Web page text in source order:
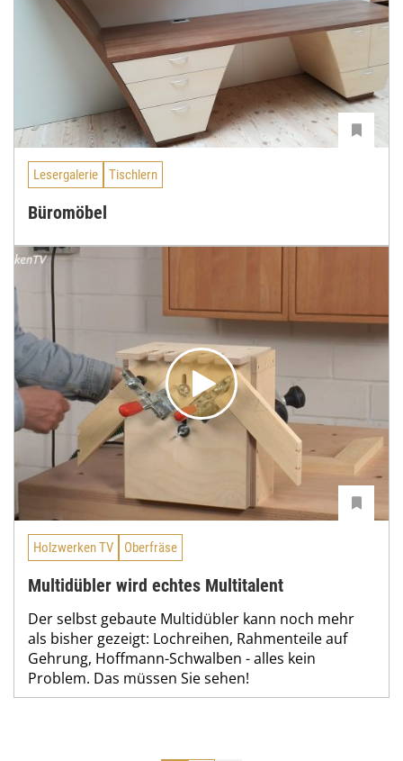
Lesergalerie Tischlern
Büromöbel
Holzwerken TV Oberfräse
Multidübler wird echtes Multitalent
Der selbst gebaute Multidübler kann noch mehr
als bisher gezeigt: Lochreihen, Rahmenteile auf
Gehrung, Hoffmann-Schwalben - alles kein
Problem. Das müssen Sie sehen!